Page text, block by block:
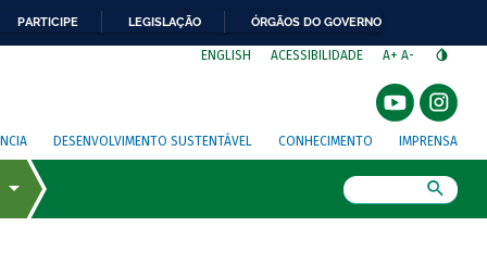
PARTICIPE LEGISLAÇÃO ÓRGÃOS DO GOVERNO
ENGLISH ACESSIBILIDADE A+ A-
DESENVOLVIMENTO SUSTENTÁVEL CONHECIMENTO IMPRENSA